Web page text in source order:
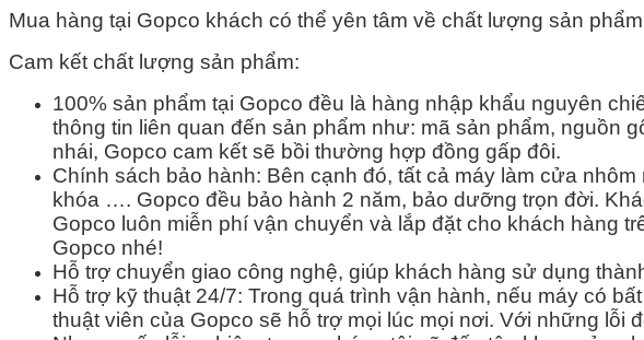
Mua hàng tại Gopco khách có thể yên tâm về chất lượng sản
Cam kết chất lượng sản phẩm:
100% sản phẩm tại Gopco đều là hàng nhập khẩu nguyên
thông tin liên quan đến sản phẩm như: mã sản phẩm,
nhái, Gopco cam kết sẽ bồi thường hợp đồng gấp đôi.
Chính sách bảo hành: Bên cạnh đó, tất cả máy làm cửa
khóa …. Gopco đều bảo hành 2 năm, bảo dưỡng trọn đời.
Gopco luôn miễn phí vận chuyển và lắp đặt cho khách hàng
Gopco nhé!
Hỗ trợ chuyển giao công nghệ, giúp khách hàng sử dụng
Hỗ trợ kỹ thuật 24/7: Trong quá trình vận hành, nếu máy có
thuật viên của Gopco sẽ hỗ trợ mọi lúc mọi nơi. Với những